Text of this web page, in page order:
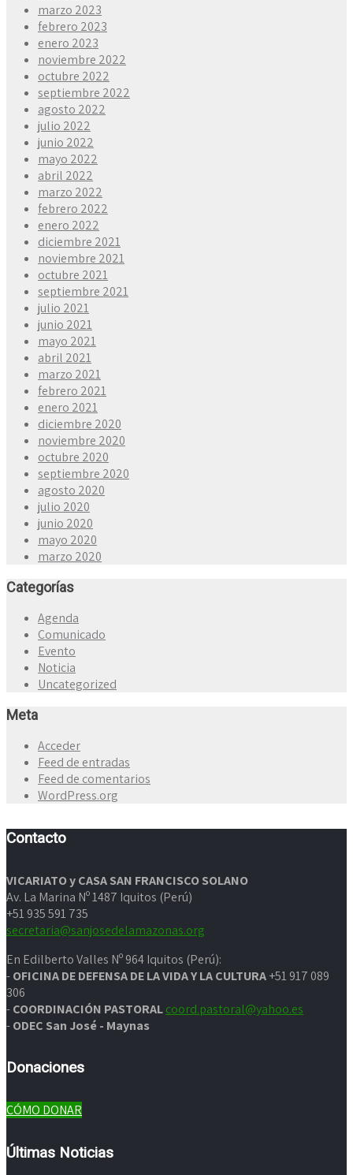
marzo 2023
febrero 2023
enero 2023
noviembre 2022
octubre 2022
septiembre 2022
agosto 2022
julio 2022
junio 2022
mayo 2022
abril 2022
marzo 2022
febrero 2022
enero 2022
diciembre 2021
noviembre 2021
octubre 2021
septiembre 2021
julio 2021
junio 2021
mayo 2021
abril 2021
marzo 2021
febrero 2021
enero 2021
diciembre 2020
noviembre 2020
octubre 2020
septiembre 2020
agosto 2020
julio 2020
junio 2020
mayo 2020
marzo 2020
Categorías
Agenda
Comunicado
Evento
Noticia
Uncategorized
Meta
Acceder
Feed de entradas
Feed de comentarios
WordPress.org
Contacto
VICARIATO y CASA SAN FRANCISCO SOLANO
Av. La Marina Nº 1487 Iquitos (Perú)
+51 935 591 735
secretaria@sanjosedelamazonas.org
En Edilberto Valles Nº 964 Iquitos (Perú):
-OFICINA DE DEFENSA DE LA VIDA Y LA CULTURA+51 917 089
306
-COORDINACIÓN PASTORALcoord.pastoral@yahoo.es
-ODEC San José - Maynas
Donaciones
CÓMO DONAR
Últimas Noticias